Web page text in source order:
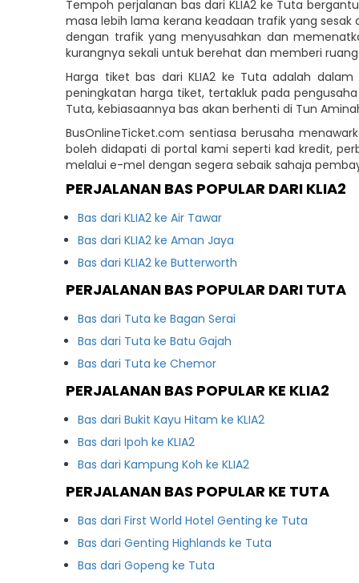
Tempoh perjalanan bas dari KLIA2 ke Tuta
masa lebih lama kerana keadaan trafik yang
dengan trafik yang menyusahkan dan
kurangnya sekali untuk berehat dan memberi
Harga tiket bas dari KLIA2 ke Tuta adalah
peningkatan harga tiket, tertakluk pada
Tuta, kebiasaannya bas akan berhenti di Tun
BusOnlineTicket.com sentiasa berusaha
boleh didapati di portal kami seperti kad kredit,
melalui e-mel dengan segera sebaik sahaja
PERJALANAN BAS POPULAR DARI KLIA2
Bas dari KLIA2 ke Air Tawar
Bas dari KLIA2 ke Aman Jaya
Bas dari KLIA2 ke Butterworth
PERJALANAN BAS POPULAR DARI TUTA
Bas dari Tuta ke Bagan Serai
Bas dari Tuta ke Batu Gajah
Bas dari Tuta ke Chemor
PERJALANAN BAS POPULAR KE KLIA2
Bas dari Bukit Kayu Hitam ke KLIA2
Bas dari Ipoh ke KLIA2
Bas dari Kampung Koh ke KLIA2
PERJALANAN BAS POPULAR KE TUTA
Bas dari First World Hotel Genting ke Tuta
Bas dari Genting Highlands ke Tuta
Bas dari Gopeng ke Tuta